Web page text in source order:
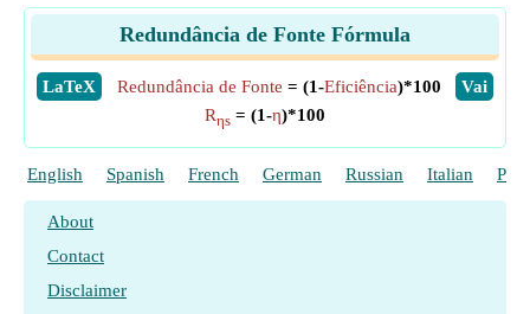
Redundância de Fonte Fórmula
​LaTeX ​Vai
Redundância de Fonte = (1-Eficiência)*100
Rηs = (1-η)*100
English Spanish French German Russian Italian
About
Contact
Disclaimer